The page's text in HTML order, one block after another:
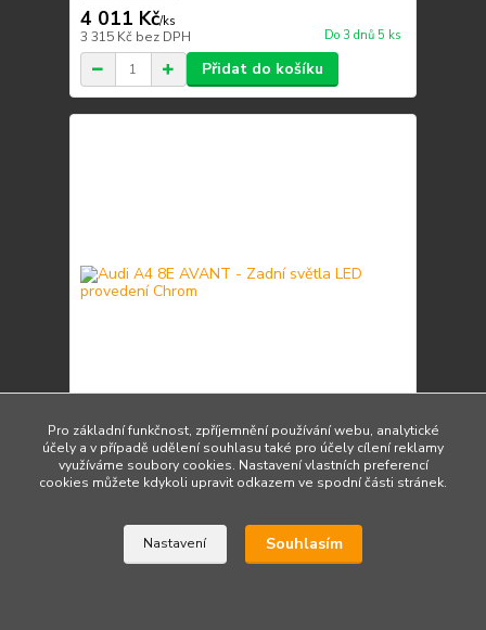
4 011 Kč/ks
3 315 Kč bez DPH Do 3 dnů 5 ks
Přidat do košíku
Audi A4 8E AVANT - Zadní světla LED provedení
Chrom
3 315 Kčbez DPH
Přidat do košíku
Pro základní funkčnost, zpříjemnění používání webu, analytické
účely a v případě udělení souhlasu také pro účely cílení reklamy
využíváme soubory cookies. Nastavení vlastních preferencí
cookies můžete kdykoli upravit odkazem ve spodní části stránek.
Nastavení Souhlasím